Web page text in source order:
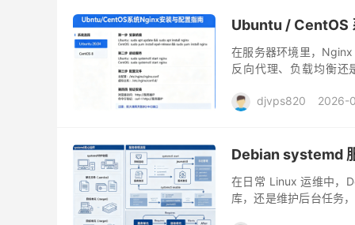
Ubuntu / CentOS
在服务器环境里，
反向代理、负载均衡还
djvps820
2026-
Debian systemd
在日常 Linux 运维中，
库，还是维护后台任务